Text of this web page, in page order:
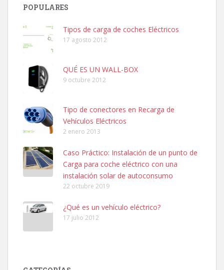
POPULARES
Tipos de carga de coches Eléctricos
17 agosto 2012
QUÉ ES UN WALL-BOX
9 octubre 2012
Tipo de conectores en Recarga de
Vehículos Eléctricos
2 enero 2013
Caso Práctico: Instalación de un punto de
Carga para coche eléctrico con una
instalación solar de autoconsumo
22 octubre 2019
¿Qué es un vehículo eléctrico?
17 julio 2012